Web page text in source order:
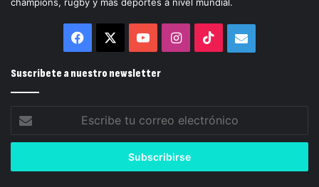
Facebook YouTubeInstagram
TikTokCorreo
Suscríbete a nuestro newsletter
correo